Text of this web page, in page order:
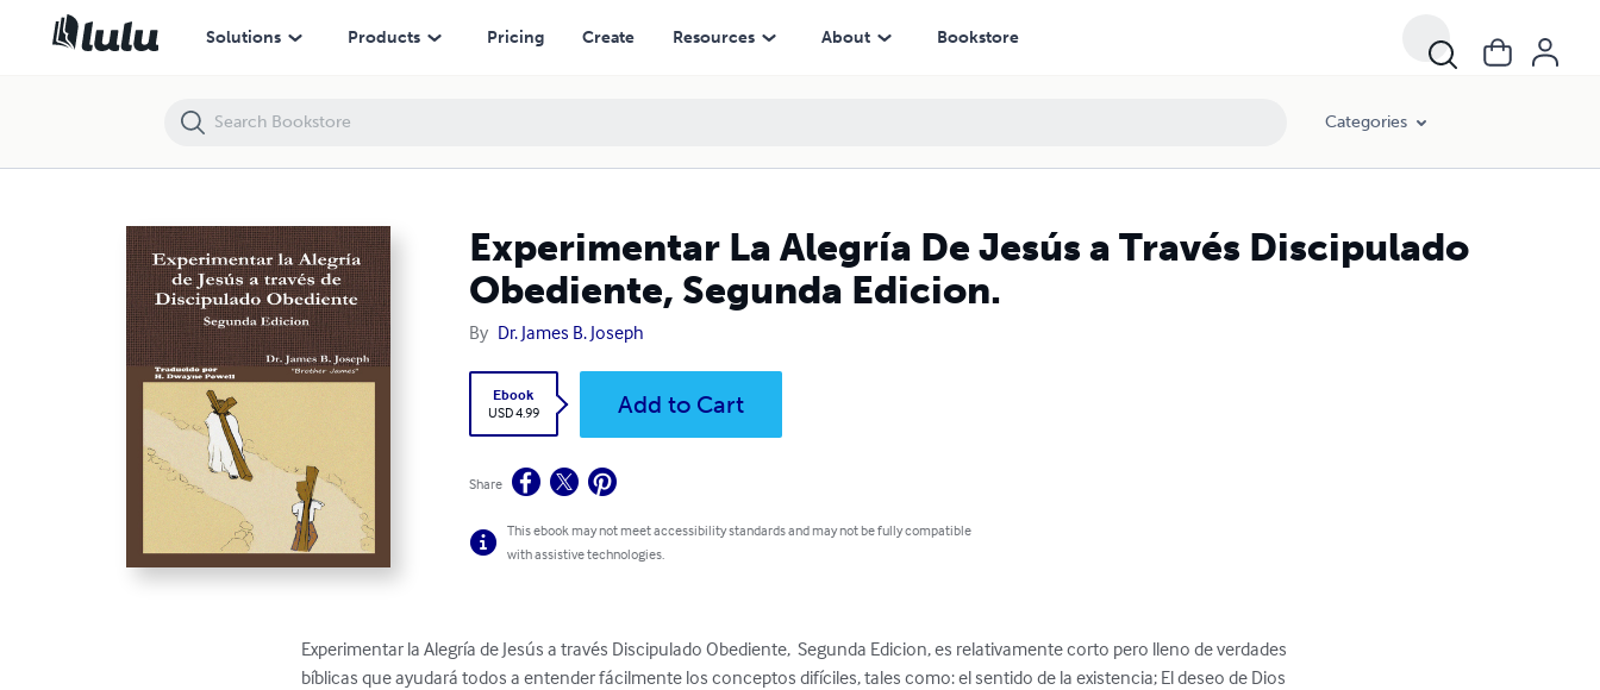
Solutions Products Pricing Create Resources About Bookstore
Categories
Experimentar La Alegría De Jesús a Través Discipulado
Obediente, Segunda Edicion.
By Dr. James B. Joseph
Ebook
USD 4.99
Add to Cart
Share
This ebook may not meet accessibility standards and may not be fully compatible
with assistive technologies.
Experimentar la Alegría de Jesús a través Discipulado Obediente,  Segunda Edicion, es relativamente corto pero lleno de verdades
bíblicas que ayudará todos a entender fácilmente los conceptos difíciles, tales como: el sentido de la existencia; El deseo de Dios
Experimentar La Alegría De Jesús a Través Discipulado Obediente, Segunda Edicion.